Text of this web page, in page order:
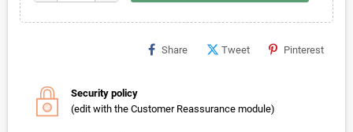
Share Tweet Pinterest
Security policy
(edit with the Customer Reassurance module)